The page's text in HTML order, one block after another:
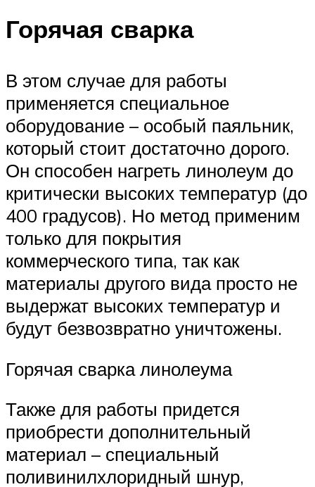
Горячая сварка
В этом случае для работы
применяется специальное
оборудование – особый паяльник,
который стоит достаточно дорого.
Он способен нагреть линолеум до
критически высоких температур (до
400 градусов). Но метод применим
только для покрытия
коммерческого типа, так как
материалы другого вида просто не
выдержат высоких температур и
будут безвозвратно уничтожены.
Горячая сварка линолеума
Также для работы придется
приобрести дополнительный
материал – специальный
поливинилхлоридный шнур,